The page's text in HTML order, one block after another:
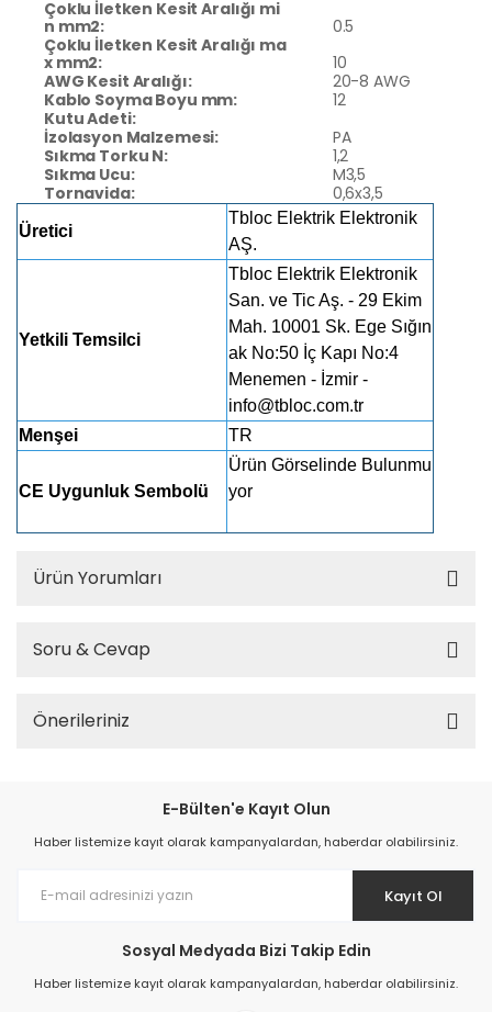
Çoklu İletken Kesit Aralığı mi
n mm2:
0.5
Çoklu İletken Kesit Aralığı ma
x mm2:
10
AWG Kesit Aralığı:
20-8 AWG
Kablo Soyma Boyu mm:
12
Kutu Adeti:
İzolasyon Malzemesi:
PA
Sıkma Torku N:
1,2
Sıkma Ucu:
M3,5
Tornavida:
0,6x3,5
Üretici
Tbloc Elektrik Elektronik
AŞ.
Yetkili Temsilci
Tbloc Elektrik Elektronik
San. ve Tic Aş. - 29 Ekim
Mah. 10001 Sk. Ege Sığın
ak No:50 İç Kapı No:4
Menemen - İzmir -
info@tbloc.com.tr
Menşei
TR
CE Uygunluk Sembolü
Ürün Görselinde Bulunmu
yor
Ürün Yorumları
Soru & Cevap
Önerileriniz
E-Bülten'e Kayıt Olun
Haber listemize kayıt olarak kampanyalardan, haberdar olabilirsiniz.
Kayıt Ol
Sosyal Medyada Bizi Takip Edin
Haber listemize kayıt olarak kampanyalardan, haberdar olabilirsiniz.